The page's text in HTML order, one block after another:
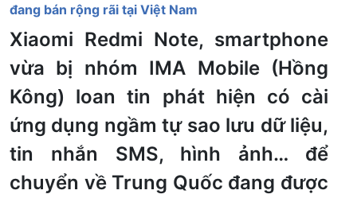
đang bán rộng rãi tại Việt Nam
Xiaomi Redmi Note, smartphone
vừa bị nhóm IMA Mobile (Hồng
Kông) loan tin phát hiện có cài
ứng dụng ngầm tự sao lưu dữ liệu,
tin nhắn SMS, hình ảnh… để
chuyển về Trung Quốc đang được